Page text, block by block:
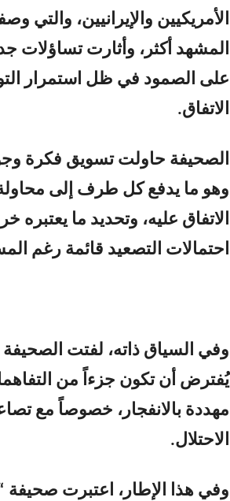
الأمريكيين والإيرانيين،
المشهد أكثر، وأثارت تساؤلات
على الصمود في ظل استمرار
الاتفاق.
الصحيفة حاولت تسويق فكرة
وهو ما يدفع كل طرف إلى
الاتفاق عليه، وتحديد ما يعتبره
احتمالات التصعيد قائمة رغم
وفي السياق ذاته، لفتت الصحيفة
يُفترض أن تكون جزءاً من التفاهمات
مهددة بالانفجار، خصوصاً مع
الاحتلال.
وفي هذا الإطار، اعتبرت صحيفة